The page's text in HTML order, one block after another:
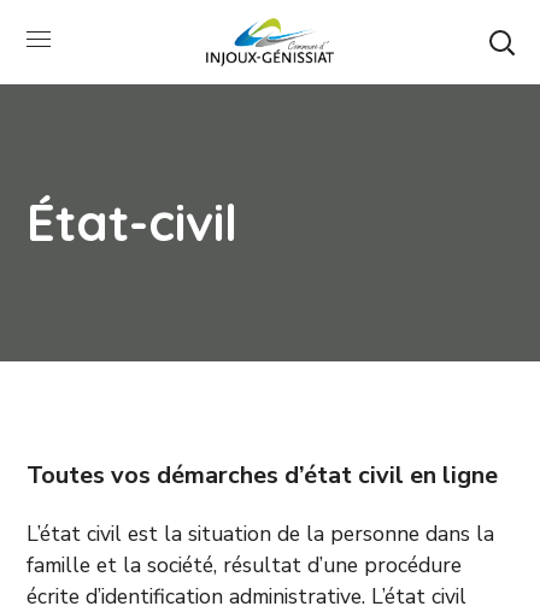
État-civil
Toutes vos démarches d’état civil en ligne
L’état civil est la situation de la personne dans la
famille et la société, résultat d’une procédure
écrite d’identification administrative. L’état civil